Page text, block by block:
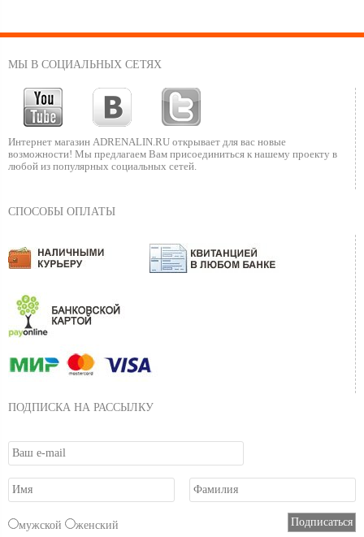
МЫ В СОЦИАЛЬНЫХ СЕТЯХ
Интернет магазин ADRENALIN.RU открывает для вас новые
возможности! Мы предлагаем Вам присоединиться к нашему проекту в
любой из популярных социальных сетей.
СПОСОБЫ ОПЛАТЫ
ПОДПИСКА НА РАССЫЛКУ
мужской женский